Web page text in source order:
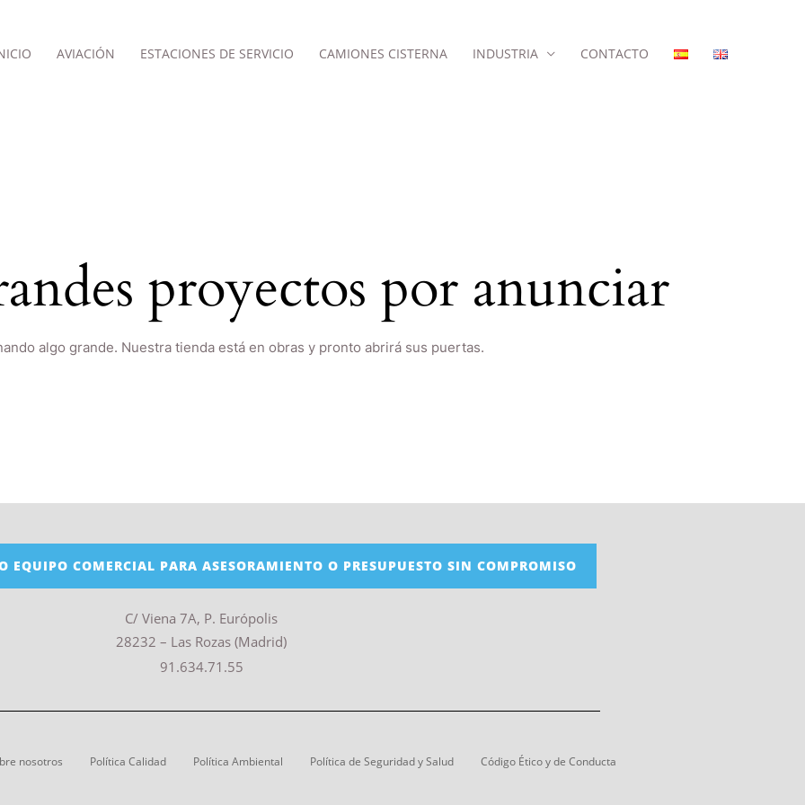
AVIACIÓN ESTACIONES DE SERVICIO CAMIONES CISTERNA INDUSTRIA CONTACTO
proyectos por anunciar
algo grande. Nuestra tienda está en obras y pronto abrirá sus puertas.
EQUIPO COMERCIAL PARA ASESORAMIENTO O PRESUPUESTO SIN COMPROMISO
C/ Viena 7A, P. Európolis
28232 – Las Rozas (Madrid)
91.634.71.55
nosotros Política Calidad Política Ambiental Política de Seguridad y Salud Código Ético y de Conducta